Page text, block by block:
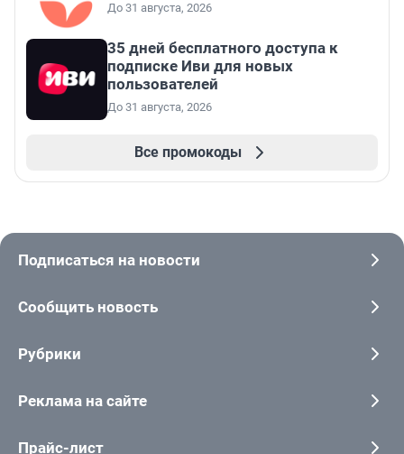
До 31 августа, 2026
35 дней бесплатного доступа к
подписке Иви для новых
пользователей
До 31 августа, 2026
Все промокоды
Подписаться на новости
Сообщить новость
Рубрики
Реклама на сайте
Прайс-лист